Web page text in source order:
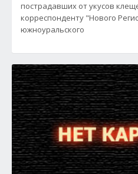
пострадавших от укусов
корреспонденту "Нового
южноуральского